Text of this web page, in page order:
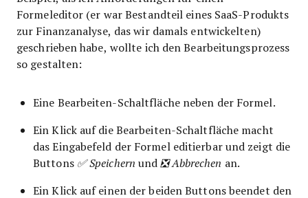
Formeleditor (er war Bestandteil eines SaaS-Produkts
zur Finanzanalyse, das wir damals entwickelten)
geschrieben habe, wollte ich den Bearbeitungsprozess
so gestalten:
Eine Bearbeiten-Schaltfläche neben der Formel.
Ein Klick auf die Bearbeiten-Schaltfläche macht
das Eingabefeld der Formel editierbar und zeigt die
Buttons ✅ Speichern und❎ Abbrechen an.
Ein Klick auf einen der beiden Buttons beendet den